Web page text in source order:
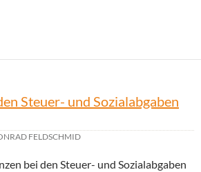
und Sozialabgaben 2023
Steuer- und Sozialabgaben
FELDSCHMID
bei den Steuer- und Sozialabgaben